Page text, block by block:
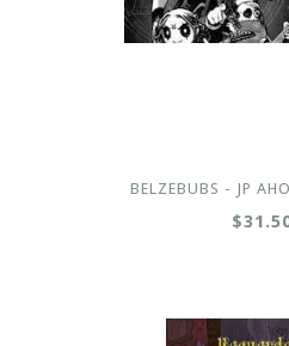
BELZEBUBS - JP